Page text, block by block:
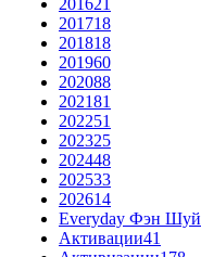
201718
201818
201960
202088
202181
202251
202325
202448
202533
202614
Everyday Фэн Шуй
Активации41